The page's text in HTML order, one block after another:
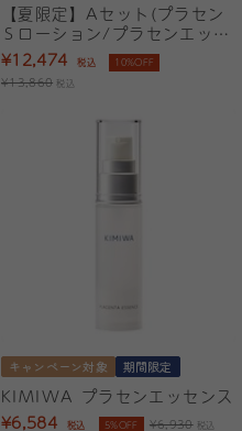
【夏限定】Aセット(プラセン
Ｓローション/プラセンエッセ
ンス/きみわマーユクリームリ
ッチ)
¥12,474 税込 10%OFF
¥13,860 税込
キャンペーン対象 期間限定
KIMIWA プラセンエッセンス
¥6,584
税込 5%OFF ¥6,930 税込